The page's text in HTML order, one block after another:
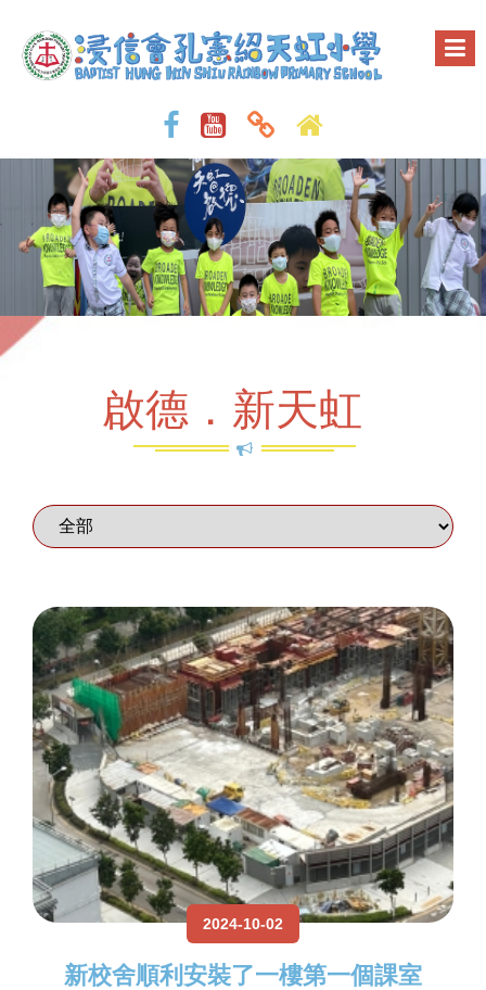
啟德．新天虹
2024-10-02
新校舍順利安裝了一樓第一個課室